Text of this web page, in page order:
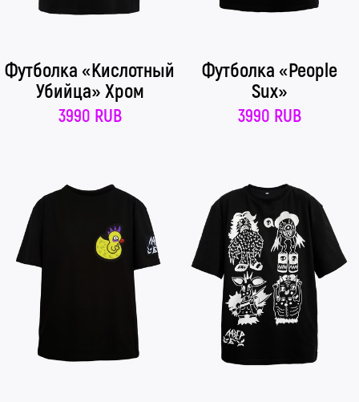
Футболка «Кислотный
Убийца» Хром
3990 RUB
Футболка «People
Sux»
3990 RUB